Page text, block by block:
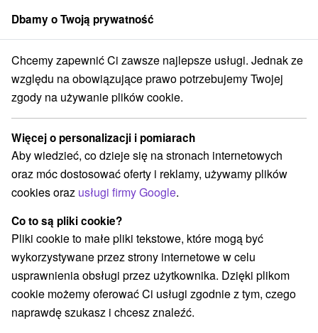
członek grupySorger
oferty na Słowacji Bony wakacyjne na Słowacji Ponitrie
Bony wakacyjne na Słowacji
Ponitrie
Kategorie
Wszystkie kategorie
Pobyty z rabatem
Wellness pobyty(2) Wyjazdy weekendowe
Wakacje rodzinne(2)
Wybierz lokalizację lub datę
Najlepiej sprzedające
Dbamy o Twoją prywatność
Chcemy zapewnić Ci zawsze najlepsze usługi. Jednak ze
względu na obowiązujące prawo potrzebujemy Twojej
zgody na używanie plików cookie.
Więcej o personalizacji i pomiarach
Aby wiedzieć, co dzieje się na stronach internetowych
oraz móc dostosować oferty i reklamy, używamy plików
cookies oraz usługi firmy Google.
Co to są pliki cookie?
Pliki cookie to małe pliki tekstowe, które mogą być
wykorzystywane przez strony internetowe w celu
usprawnienia obsługi przez użytkownika. Dzięki plikom
cookie możemy oferować Ci usługi zgodnie z tym, czego
naprawdę szukasz i chcesz znaleźć.